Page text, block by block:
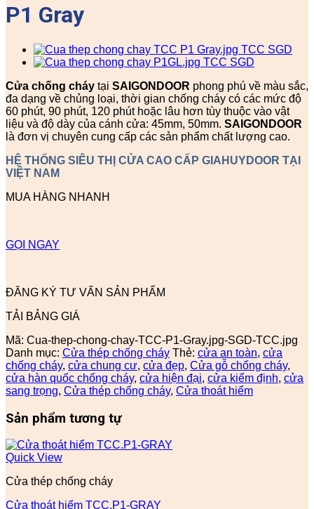
P1 Gray
Cửa chống cháy tại SAIGONDOOR phong phú về màu sắc,
đa dạng về chủng loại, thời gian chống cháy có các mức độ
60 phút, 90 phút, 120 phút hoặc lâu hơn tùy thuộc vào vật
liệu và độ dày của cánh cửa: 45mm, 50mm. SAIGONDOOR
là đơn vị chuyên cung cấp các sản phẩm chất lượng cao.
HỆ THỐNG SIÊU THỊ CỬA CAO CẤP GIAHUYDOOR TẠI
VIỆT NAM
MUA HÀNG NHANH
GỌI NGAY
ĐĂNG KÝ TƯ VẤN SẢN PHẨM
TẢI BẢNG GIÁ
Mã: Cua-thep-chong-chay-TCC-P1-Gray.jpg-SGD-TCC.jpg
Danh mục: Cửa thép chống cháy Thẻ: cửa an toàn, cửa
chống cháy, cửa chung cư, cửa đẹp, Cửa gỗ chống cháy,
cửa hàn quốc chống cháy, cửa hiện đại, cửa kiểm định, cửa
sang trọng, Cửa thép chống cháy, Cửa thoát hiểm
Sản phẩm tương tự
Quick View
Cửa thép chống cháy
Cửa thoát hiểm TCC.P1-GRAY